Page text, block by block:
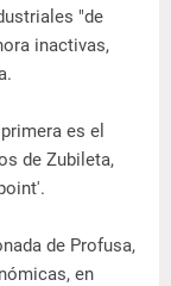
"de
inactivas,
es el
de Zubileta,
de Profusa,
en